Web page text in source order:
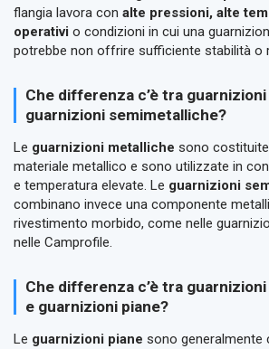
flangia lavora con alte pressioni, alte
operativi o condizioni in cui una
potrebbe non offrire sufficiente stabilità o
Che differenza c’è tra
guarnizioni semimetalliche?
Le guarnizioni metalliche sono
materiale metallico e sono utilizzate in
e temperatura elevate. Le guarnizioni
combinano invece una componente
rivestimento morbido, come nelle
nelle Camprofile.
Che differenza c’è tra
e guarnizioni piane?
Le guarnizioni piane sono generalmente